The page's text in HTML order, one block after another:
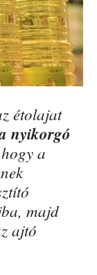
étolajat
nyikorgó
a
majd
ajtó